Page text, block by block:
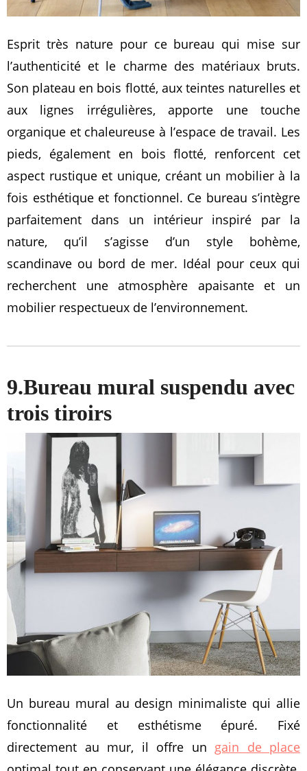
Esprit très nature pour ce bureau qui mise sur
l’authenticité et le charme des matériaux bruts.
Son plateau en bois flotté, aux teintes naturelles et
aux lignes irrégulières, apporte une touche
organique et chaleureuse à l’espace de travail. Les
pieds, également en bois flotté, renforcent cet
aspect rustique et unique, créant un mobilier à la
fois esthétique et fonctionnel. Ce bureau s’intègre
parfaitement dans un intérieur inspiré par la
nature, qu’il s’agisse d’un style bohème,
scandinave ou bord de mer. Idéal pour ceux qui
recherchent une atmosphère apaisante et un
mobilier respectueux de l’environnement.
9.Bureau mural suspendu avec
trois tiroirs
Un bureau mural au design minimaliste qui allie
fonctionnalité et esthétisme épuré. Fixé
directement au mur, il offre un gain de place